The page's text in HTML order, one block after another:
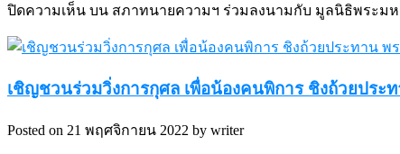
ปิดความเห็น บน สภาทนายความฯ ร่วมลงนามกับ มูลนิธิพระม
เชิญชวนร่วมวิ่งการกุศล เพื่อน้องคนพิการ ชิงถ้วยประ
Posted on 21 พฤศจิกายน 2022 by writer